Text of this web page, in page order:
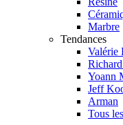
Marbre
Tendances
Valérie
Yoann
Jeff
Arman
Tous